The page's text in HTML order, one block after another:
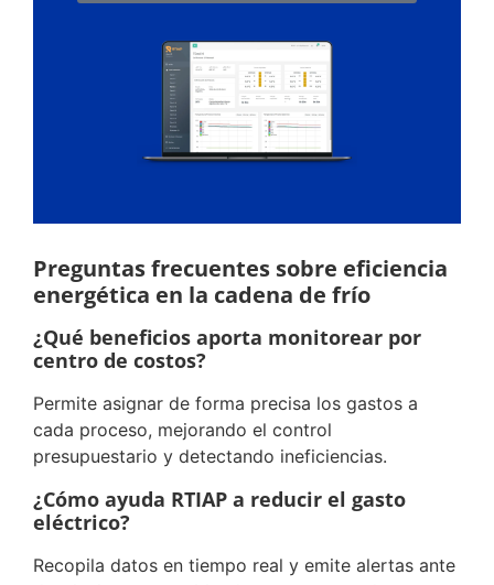
Preguntas frecuentes sobre eficiencia
energética en la cadena de frío
¿Qué beneficios aporta monitorear por
centro de costos?
Permite asignar de forma precisa los gastos a
cada proceso, mejorando el control
presupuestario y detectando ineficiencias.
¿Cómo ayuda RTIAP a reducir el gasto
eléctrico?
Recopila datos en tiempo real y emite alertas ante